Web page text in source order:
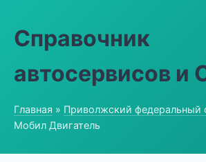
Справочник
автосервисов и
Главная » Приволжский федеральный
Мобил Двигатель